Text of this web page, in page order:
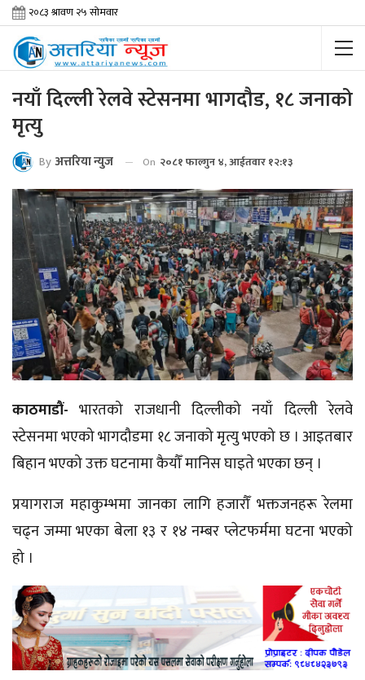
नयाँ दिल्ली रेलवे स्टेसनमा भागदौड, १८ जनाको
मृत्यु
By अत्तरिया न्युज On २०८१ फाल्गुन ४, आईतवार १२:१३
काठमाडौं- भारतको राजधानी दिल्लीको नयाँ दिल्ली रेलवे
स्टेसनमा भएको भागदौडमा १८ जनाको मृत्यु भएको छ । आइतबार
बिहान भएको उक्त घटनामा कैयौँ मानिस घाइते भएका छन् ।
प्रयागराज महाकुम्भमा जानका लागि हजारौँ भक्तजनहरू रेलमा
चढ्न जम्मा भएका बेला १३ र १४ नम्बर प्लेटफर्ममा घटना भएको
हो ।